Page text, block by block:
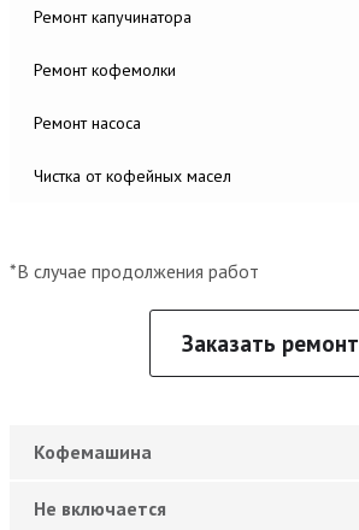
Ремонт капучинатора
Ремонт кофемолки
Ремонт насоса
Чистка от кофейных масел
*В случае продолжения работ
Заказать ремонт
Кофемашина
Не включается